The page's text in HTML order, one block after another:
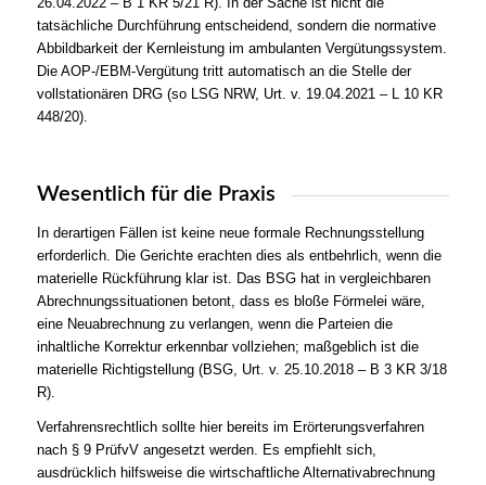
tatsächliche Durchführung entscheidend, sondern die normative
Abbildbarkeit der Kernleistung im ambulanten Vergütungssystem.
Die AOP-/EBM‑Vergütung tritt automatisch an die Stelle der
vollstationären DRG (so LSG NRW, Urt. v. 19.04.2021 – L 10 KR
448/20).
Wesentlich für die Praxis
In derartigen Fällen ist keine neue formale Rechnungsstellung
erforderlich. Die Gerichte erachten dies als entbehrlich, wenn die
materielle Rückführung klar ist. Das BSG hat in vergleichbaren
Abrechnungssituationen betont, dass es bloße Förmelei wäre,
eine Neuabrechnung zu verlangen, wenn die Parteien die
inhaltliche Korrektur erkennbar vollziehen; maßgeblich ist die
materielle Richtigstellung (BSG, Urt. v. 25.10.2018 – B 3 KR 3/18
R).
Verfahrensrechtlich sollte hier bereits im Erörterungsverfahren
nach § 9 PrüfvV angesetzt werden. Es empfiehlt sich,
ausdrücklich hilfsweise die wirtschaftliche Alternativabrechnung